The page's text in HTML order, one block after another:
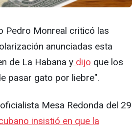
Pedro Monreal criticó las
anunciadas esta
de La Habana y dijo que los
pasar gato por liebre".
Mesa Redonda del 29
insistió en que la